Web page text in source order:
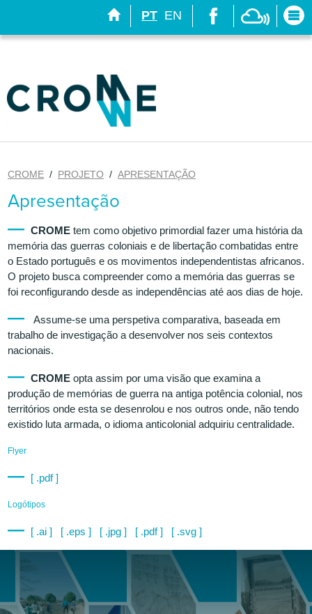
EN
PT
CROME / PROJETO / APRESENTAÇÃO
Apresentação
CROME tem como objetivo primordial fazer uma história da
memória das guerras coloniais e de libertação combatidas entre
o Estado português e os movimentos independentistas africanos.
O projeto busca compreender como a memória das guerras se
foi reconfigurando desde as independências até aos dias de hoje.
Assume-se uma perspetiva comparativa, baseada em
trabalho de investigação a desenvolver nos seis contextos
nacionais.
CROME opta assim por uma visão que examina a
produção de memórias de guerra na antiga potência colonial, nos
territórios onde esta se desenrolou e nos outros onde, não tendo
existido luta armada, o idioma anticolonial adquiriu centralidade.
Flyer
[ .pdf ]
Logótipos
[ .ai ] [ .eps ] [ .jpg ] [ .pdf ] [ .svg ]